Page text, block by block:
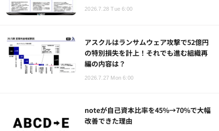
2026.7.28 Tue 6:00
アスクルはランサムウェア攻撃で52億円
の特別損失を計上！それでも進む組織再
編の内容は？
2026.7.27 Mon 6:00
noteが自己資本比率を45%→70%で大幅
改善できた理由